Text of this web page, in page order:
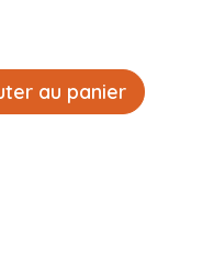
au panier